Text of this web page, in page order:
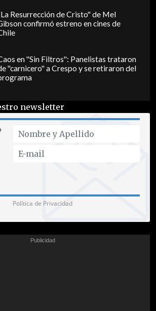
Resurrección de Cristo" de Mel
confirmó estreno en cines de
en "Sin Filtros": Panelistas trataron
"carnicero" a Crespo y se retiraron del
newsletter
Política de Privacidad